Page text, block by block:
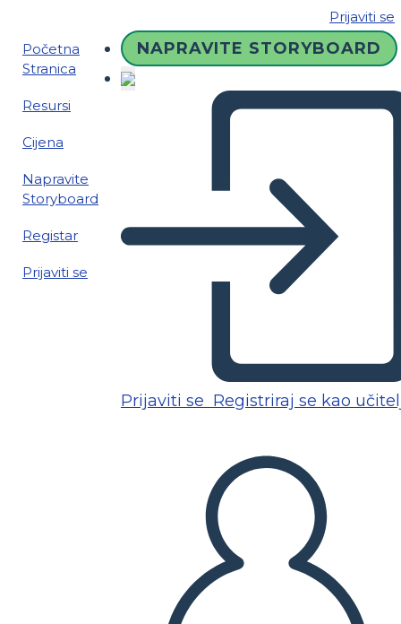
Prijaviti se
Početna
Stranica
Resursi
Cijena
Napravite
Storyboard
Registar
Prijaviti se
NAPRAVITE STORYBOARD
Prijaviti se Registriraj se kao